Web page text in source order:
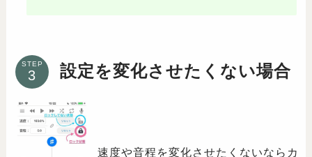
STEP 設定を変化させたくない場合
速度や音程を変化させたくないならカ